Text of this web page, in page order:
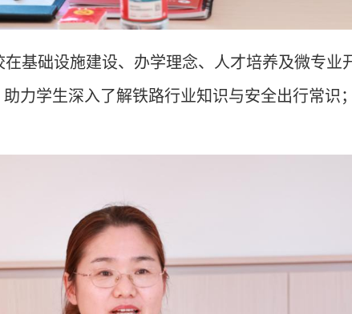
基础设施建设、办学理念、人才培养及微专业
力学生深入了解铁路行业知识与安全出行常识